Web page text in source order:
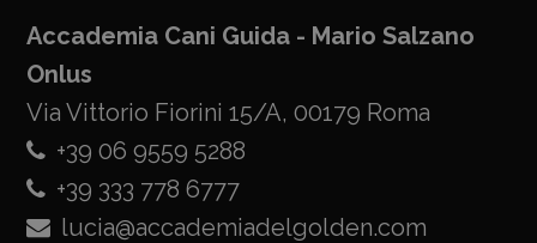
Accademia Cani Guida - Mario Salzano
Onlus
Via Vittorio Fiorini 15/A, 00179 Roma
+39 06 9559 5288
+39 333 778 6777
lucia@accademiadelgolden.com